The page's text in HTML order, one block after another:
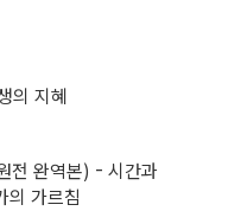
의 지혜
전 완역본) - 시간과
의 가르침